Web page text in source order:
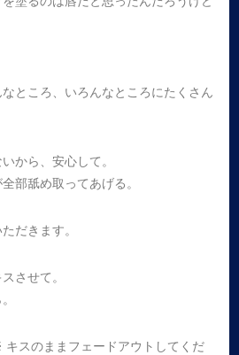
ところ、いろんなところにたくさん
から、安心して。
部舐め取ってあげる。
だきます。
させて。
スのままフェードアウトしてくだ